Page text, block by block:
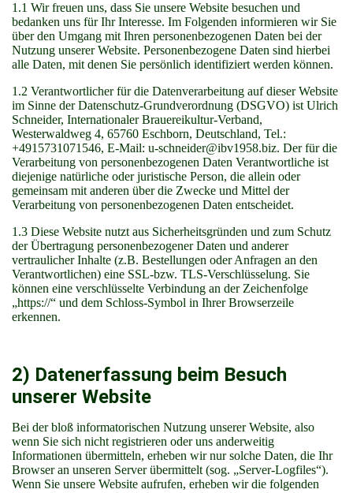
1.1 Wir freuen uns, dass Sie unsere Website besuchen und
bedanken uns für Ihr Interesse. Im Folgenden informieren wir Sie
über den Umgang mit Ihren personenbezogenen Daten bei der
Nutzung unserer Website. Personenbezogene Daten sind hierbei
alle Daten, mit denen Sie persönlich identifiziert werden können.
1.2 Verantwortlicher für die Datenverarbeitung auf dieser Website
im Sinne der Datenschutz-Grundverordnung (DSGVO) ist Ulrich
Schneider, Internationaler Brauereikultur-Verband,
Westerwaldweg 4, 65760 Eschborn, Deutschland, Tel.:
+4915731071546, E-Mail: u-schneider@ibv1958.biz. Der für die
Verarbeitung von personenbezogenen Daten Verantwortliche ist
diejenige natürliche oder juristische Person, die allein oder
gemeinsam mit anderen über die Zwecke und Mittel der
Verarbeitung von personenbezogenen Daten entscheidet.
1.3 Diese Website nutzt aus Sicherheitsgründen und zum Schutz
der Übertragung personenbezogener Daten und anderer
vertraulicher Inhalte (z.B. Bestellungen oder Anfragen an den
Verantwortlichen) eine SSL-bzw. TLS-Verschlüsselung. Sie
können eine verschlüsselte Verbindung an der Zeichenfolge
„https://“ und dem Schloss-Symbol in Ihrer Browserzeile
erkennen.
2) Datenerfassung beim Besuch
unserer Website
Bei der bloß informatorischen Nutzung unserer Website, also
wenn Sie sich nicht registrieren oder uns anderweitig
Informationen übermitteln, erheben wir nur solche Daten, die Ihr
Browser an unseren Server übermittelt (sog. „Server-Logfiles“).
Wenn Sie unsere Website aufrufen, erheben wir die folgenden